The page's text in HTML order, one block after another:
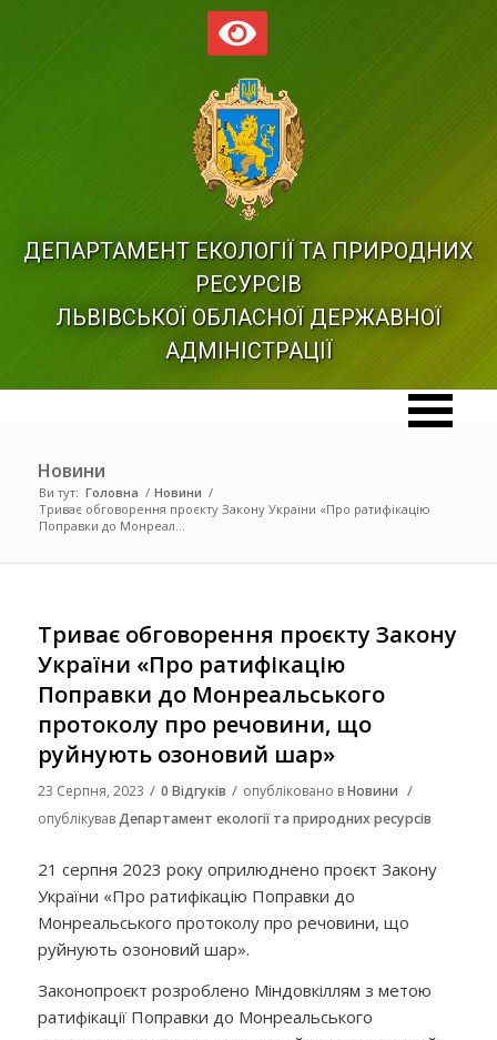
ДЕПАРТАМЕНТ ЕКОЛОГІЇ ТА ПРИРОДНИХ
РЕСУРСІВ
ЛЬВІВСЬКОЇ ОБЛАСНОЇ ДЕРЖАВНОЇ
АДМІНІСТРАЦІЇ
Новини
Ви тут: Головна / Новини /
Триває обговорення проєкту Закону України «Про ратифікацію
Поправки до Монреал...
Триває обговорення проєкту Закону
України «Про ратифікацію
Поправки до Монреальського
протоколу про речовини, що
руйнують озоновий шар»
23 Серпня, 2023 / 0 Відгуків / опубліковано вНовини /
опублікувавДепартамент екології та природних ресурсів
21 серпня 2023 року оприлюднено проєкт Закону
України «Про ратифікацію Поправки до
Монреальського протоколу про речовини, що
руйнують озоновий шар».
Законопроєкт розроблено Міндовкіллям з метою
ратифікації Поправки до Монреальського